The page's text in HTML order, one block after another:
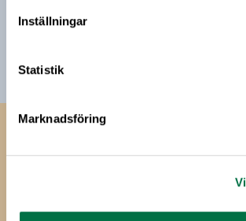
Inställningar
Statistik
Marknadsföring
till min inkorg. Livsmedelsföretagen ska
sälja min personliga information. Jag kan